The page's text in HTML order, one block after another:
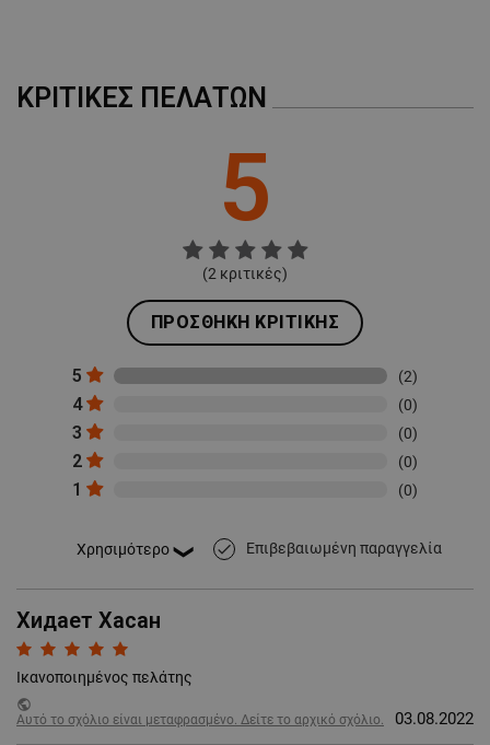
ΚΡΙΤΙΚΈΣ ΠΕΛΑΤΏΝ
5
(2 κριτικές)
ΠΡΟΣΘΉΚΗ ΚΡΙΤΙΚΉΣ
5 (2)
4 (0)
3 (0)
2 (0)
1 (0)
done Επιβεβαιωμένη παραγγελία
Хидает Хасан
Ικανοποιημένος πελάτης
public
Αυτό το σχόλιο είναι μεταφρασμένο. Δείτε το αρχικό σχόλιο.
03.08.2022